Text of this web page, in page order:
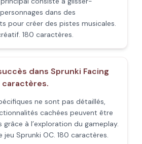
dans des
pour créer des pistes musicales.
180 caractères.
dans Sprunki Facing
caractères.
ne sont pas détaillés,
cachées peuvent être
grâce à l’exploration du gameplay.
jeu Sprunki OC. 180 caractères.